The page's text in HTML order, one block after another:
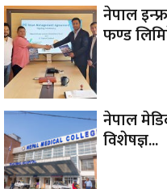
नेपाल
फण्ड
नेपाल
विशेषज्ञ...